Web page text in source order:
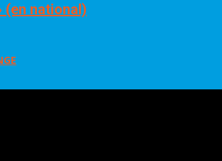
(en national)